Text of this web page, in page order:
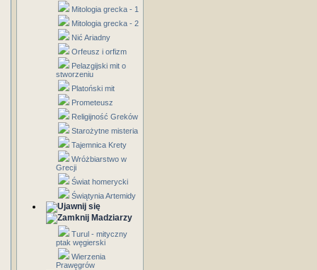
Mitologia grecka - 1
Mitologia grecka - 2
Nić Ariadny
Orfeusz i orfizm
Pelazgijski mit o
stworzeniu
Platoński mit
Prometeusz
Religijność Greków
Starożytne misteria
Tajemnica Krety
Wróżbiarstwo w
Grecji
Świat homerycki
Świątynia Artemidy
Madziarzy
Turul - mityczny
ptak węgierski
Wierzenia
Prawęgrów